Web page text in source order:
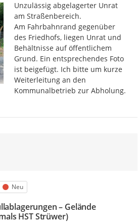
Unzulässig abgelagerter Unrat
am Straßenbereich.
Am Fahrbahnrand gegenüber
des Friedhofs, liegen Unrat und
Behältnisse auf öffentlichem
Grund. Ein entsprechendes Foto
ist beigefügt. Ich bitte um kurze
Weiterleitung an den
Kommunalbetrieb zur Abholung.
Äußerung
Status
Neu
– Gelände
HST Strüwer)